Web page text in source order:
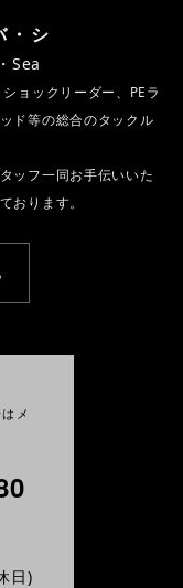
シ
Sea
ョックリーダー、PEラ
ド等の総合のタックル
ッフ一同お手伝いいた
おります。
メ
日)